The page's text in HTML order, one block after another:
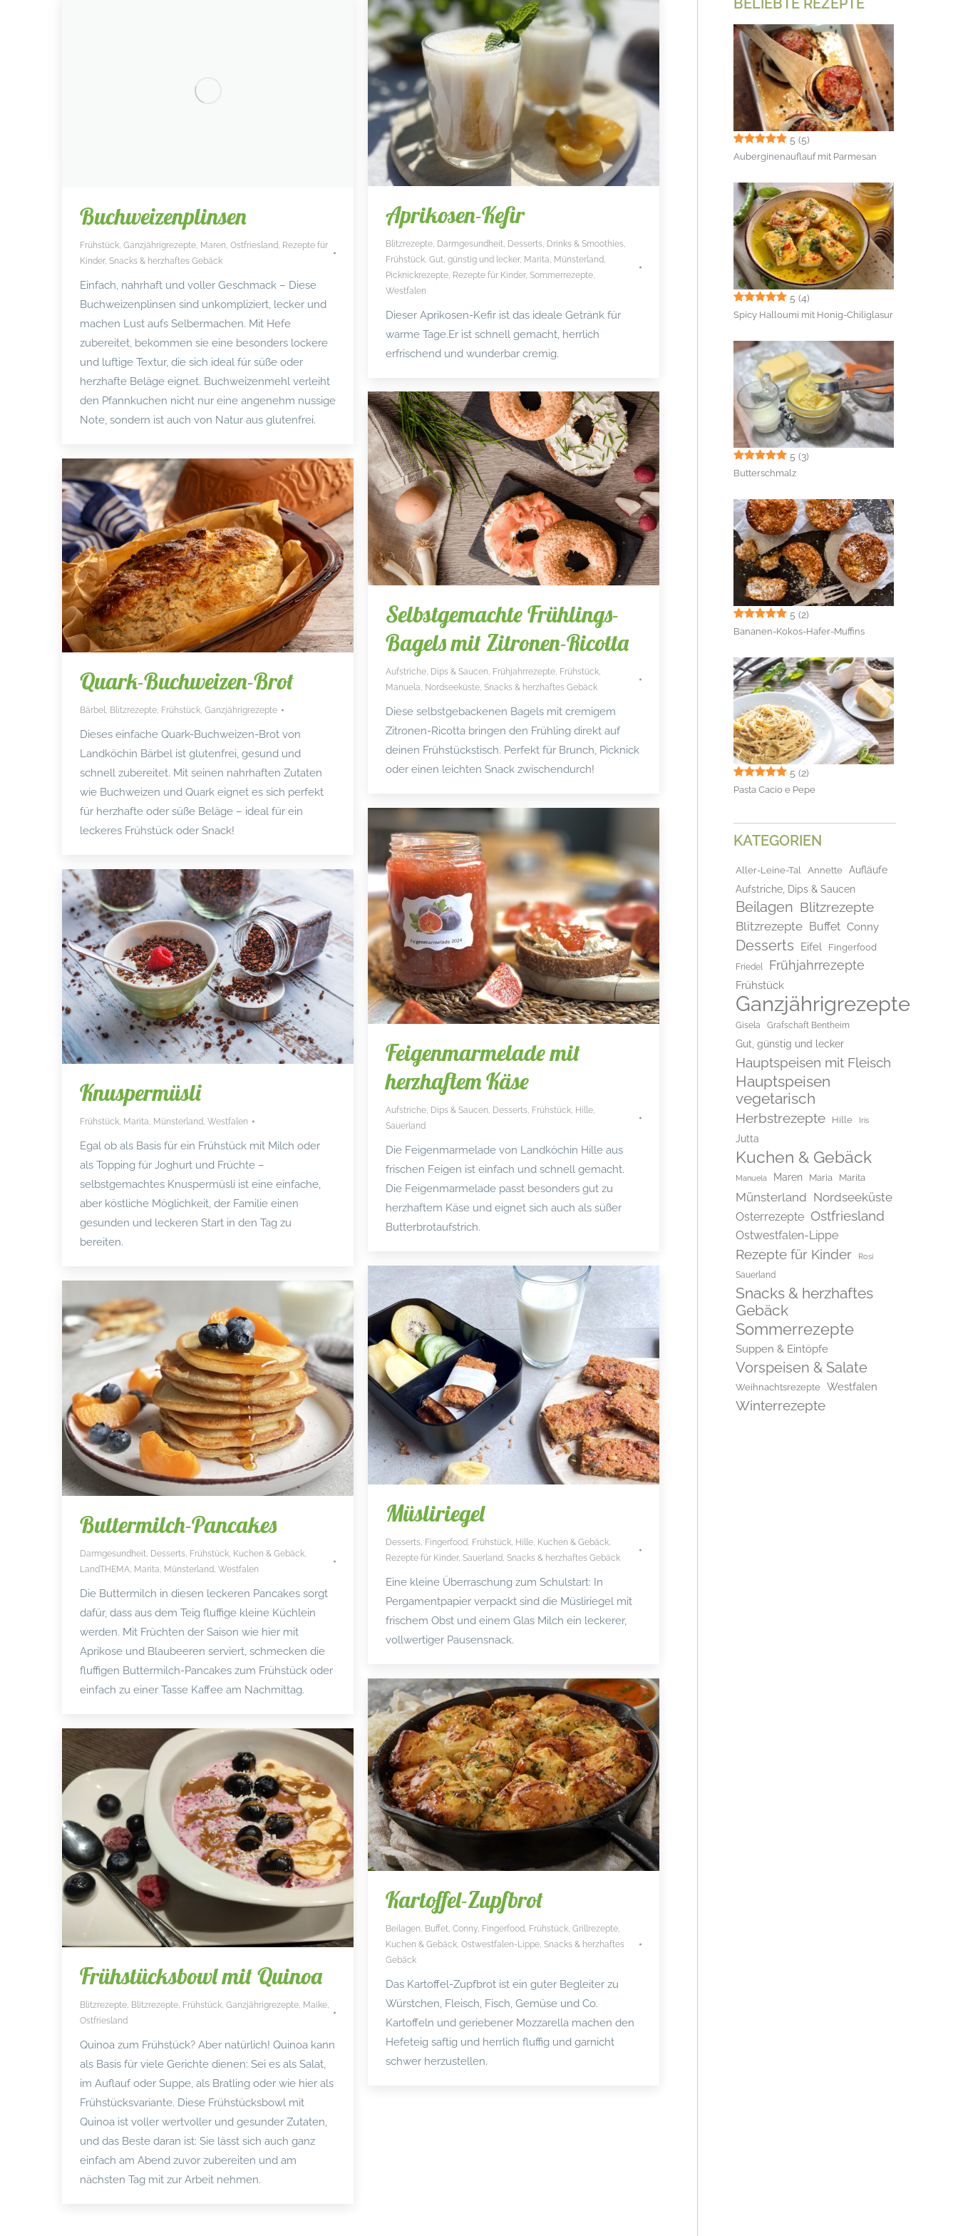
Buchweizenplinsen
Frühstück, Ganzjährigrezepte, Maren, Ostfriesland, Rezepte für
Kinder, Snacks & herzhaftes Gebäck
Einfach, nahrhaft und voller Geschmack – Diese
Buchweizenplinsen sind unkompliziert, lecker und
machen Lust aufs Selbermachen. Mit Hefe
zubereitet, bekommen sie eine besonders lockere
und luftige Textur, die sich ideal für süße oder
herzhafte Beläge eignet. Buchweizenmehl verleiht
den Pfannkuchen nicht nur eine angenehm nussige
Note, sondern ist auch von Natur aus glutenfrei.
Aprikosen-Kefir
Blitzrezepte Darmgesundheit Desserts Drinks & Smoothies
Frühstück Gut, günstig und lecker, Marita Münsterland
Picknickrezepte Rezepte für Kinder, Sommerrezepte
Westfalen
Dieser Aprikosen-Kefir ist das ideale Getränk für
warme Tage.Er ist schnell gemacht, herrlich
erfrischend und wunderbar cremig.
Selbstgemachte Frühlings-
Bagels mit Zitronen-Ricotta
Aufstriche, Dips & Saucen Frühjahrrezepte Frühstück
Manuela Nordseeküste Snacks & herzhaftes Gebäck
Diese selbstgebackenen Bagels mit cremigem
Zitronen-Ricotta bringen den Frühling direkt auf
deinen Frühstückstisch. Perfekt für Brunch, Picknick
oder einen leichten Snack zwischendurch!
Quark-Buchweizen-Brot
Bärbel, Blitzrezepte, Frühstück, Ganzjährigrezepte
Dieses einfache Quark-Buchweizen-Brot von
Landköchin Bärbel ist glutenfrei, gesund und
schnell zubereitet. Mit seinen nahrhaften Zutaten
wie Buchweizen und Quark eignet es sich perfekt
für herzhafte oder süße Beläge – ideal für ein
leckeres Frühstück oder Snack!
Feigenmarmelade mit
herzhaftem Käse
Aufstriche, Dips & Saucen, Desserts, Frühstück, Hille,
Sauerland
Die Feigenmarmelade von Landköchin Hille aus
frischen Feigen ist einfach und schnell gemacht.
Die Feigenmarmelade passt besonders gut zu
herzhaftem Käse und eignet sich auch als süßer
Butterbrotaufstrich.
Knuspermüsli
Frühstück, Marita, Münsterland, Westfalen
Egal ob als Basis für ein Frühstück mit Milch oder
als Topping für Joghurt und Früchte –
selbstgemachtes Knuspermüsli ist eine einfache,
aber köstliche Möglichkeit, der Familie einen
gesunden und leckeren Start in den Tag zu
bereiten.
Müsliriegel
Desserts, Fingerfood, Frühstück, Hille, Kuchen & Gebäck,
Rezepte für Kinder, Sauerland, Snacks & herzhaftes Gebäck
Eine kleine Überraschung zum Schulstart: In
Pergamentpapier verpackt sind die Müsliriegel mit
frischem Obst und einem Glas Milch ein leckerer,
vollwertiger Pausensnack.
Buttermilch-Pancakes
Darmgesundheit Desserts Frühstück Kuchen & Gebäck
LandTHEMA Marita Münsterland Westfalen
Die Buttermilch in diesen leckeren Pancakes sorgt
dafür, dass aus dem Teig fluffige kleine Küchlein
werden. Mit Früchten der Saison wie hier mit
Aprikose und Blaubeeren serviert, schmecken die
fluffigen Buttermilch-Pancakes zum Frühstück oder
einfach zu einer Tasse Kaffee am Nachmittag.
Kartoffel-Zupfbrot
Beilagen, Buffet, Conny, Fingerfood, Frühstück, Grillrezepte,
Kuchen & Gebäck, Ostwestfalen-Lippe, Snacks & herzhaftes
Gebäck
Das Kartoffel-Zupfbrot ist ein guter Begleiter zu
Würstchen, Fleisch, Fisch, Gemüse und Co.
Kartoffeln und geriebener Mozzarella machen den
Hefeteig saftig und herrlich fluffig und garnicht
schwer herzustellen.
Frühstücksbowl mit Quinoa
Blitzrezepte, Blitzrezepte, Frühstück, Ganzjährigrezepte, Maike,
Ostfriesland
Quinoa zum Frühstück? Aber natürlich! Quinoa kann
als Basis für viele Gerichte dienen: Sei es als Salat,
im Auflauf oder Suppe, als Bratling oder wie hier als
Frühstücksvariante. Diese Frühstücksbowl mit
Quinoa ist voller wertvoller und gesunder Zutaten,
und das Beste daran ist: Sie lässt sich auch ganz
einfach am Abend zuvor zubereiten und am
nächsten Tag mit zur Arbeit nehmen.
BELIEBTE REZEPTE
5 (5)
Auberginenauflauf mit Parmesan
5 (4)
Spicy Halloumi mit Honig-Chiliglasur
5 (3)
Butterschmalz
5 (2)
Bananen-Kokos-Hafer-Muffins
5 (2)
Pasta Cacio e Pepe
KATEGORIEN
Aller-Leine-Tal Annette
Aufläufe
Aufstriche, Dips & Saucen
Beilagen Blitzrezepte
Blitzrezepte Buffet Conny
Desserts Eifel Fingerfood
Friedel Frühjahrrezepte
Frühstück
Ganzjährigrezepte
Gisela Grafschaft Bentheim
Gut, günstig und lecker
Hauptspeisen mit Fleisch
Hauptspeisen
vegetarisch
Herbstrezepte Hille Iris
Jutta
Kuchen & Gebäck
Manuela Maren Maria Marita
Münsterland Nordseeküste
Osterrezepte Ostfriesland
Ostwestfalen-Lippe
Rezepte für Kinder
Rosi
Sauerland
Snacks & herzhaftes
Gebäck
Sommerrezepte
Suppen & Eintöpfe
Vorspeisen & Salate
Weihnachtsrezepte Westfalen
Winterrezepte